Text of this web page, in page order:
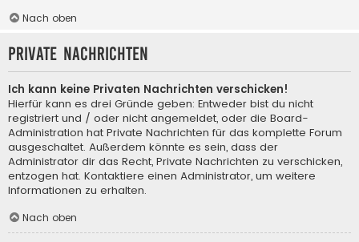
Nach oben
Private Nachrichten
Ich kann keine Privaten Nachrichten verschicken!
Hierfür kann es drei Gründe geben: Entweder bist du nicht
registriert und / oder nicht angemeldet, oder die Board-
Administration hat Private Nachrichten für das komplette Forum
ausgeschaltet. Außerdem könnte es sein, dass der
Administrator dir das Recht, Private Nachrichten zu verschicken,
entzogen hat. Kontaktiere einen Administrator, um weitere
Informationen zu erhalten.
Nach oben